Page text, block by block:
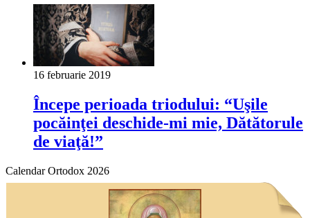
16 februarie 2019
Începe perioada triodului: “Uşile
pocăinţei deschide-mi mie, Dătătorule
de viaţă!”
Calendar Ortodox 2026